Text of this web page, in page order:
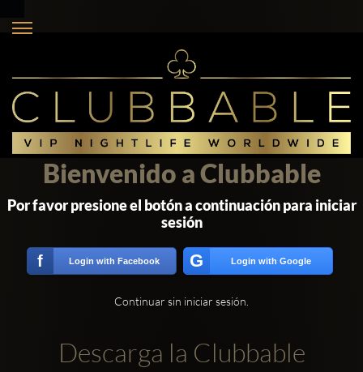
Bienvenido a Clubbable
Por favor presione el botón a continuación para iniciar
sesión
f Login with Facebook G Login with Google
Continuar sin iniciar sesión.
Descarga la Clubbable